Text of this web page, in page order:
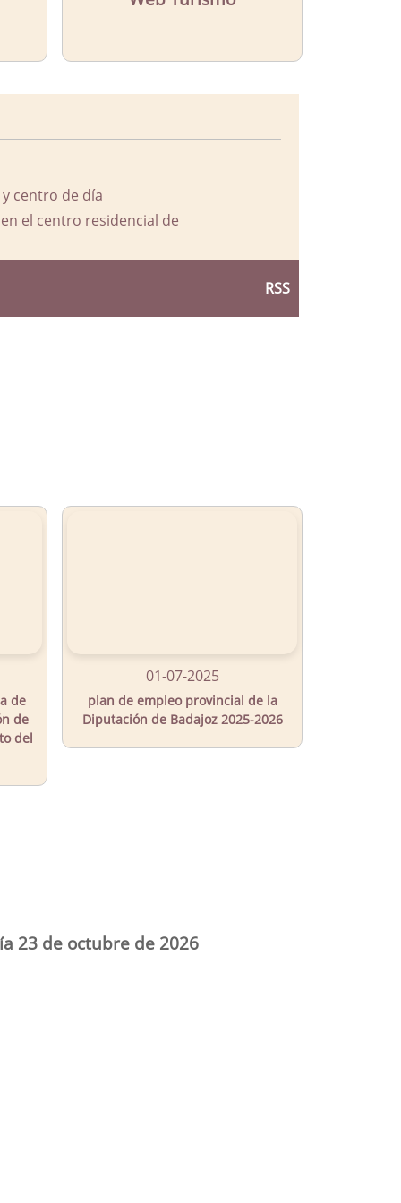
centro de día
el centro residencial de
RSS
de
de
del
01-07-2025
plan de empleo provincial de la
Diputación de Badajoz 2025-2026
23 de octubre de 2026